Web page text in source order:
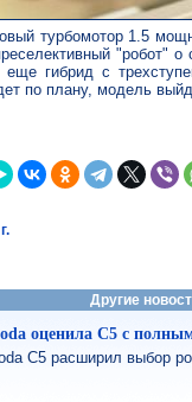
турбомотор 1.5
"робот"
гибрид с
по плану, модель
Другие
оценила C5 с
C5 расширил выбор